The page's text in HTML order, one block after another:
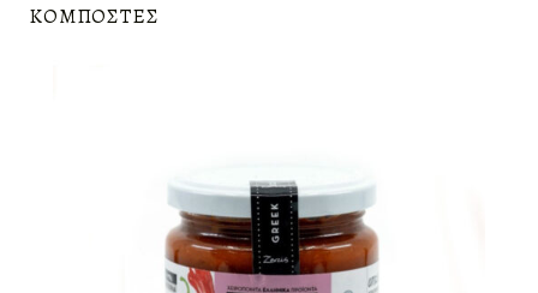
ΚΟΜΠΌΣΤΕΣ